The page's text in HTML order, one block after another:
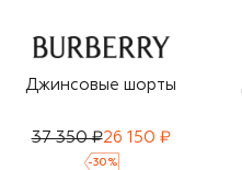
Джинсовые шорты
37 350 ₽26 150 ₽
-30 %